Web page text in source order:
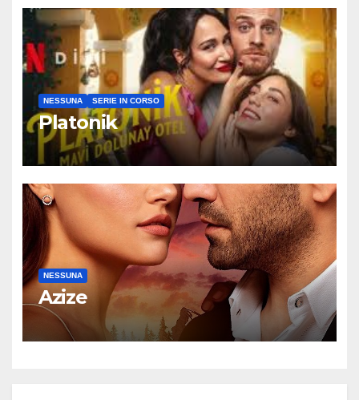
NESSUNA SERIE IN CORSO
Platonik
NESSUNA
Azize